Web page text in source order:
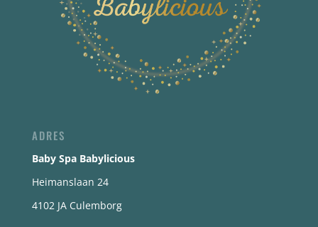
ADRES
Baby Spa Babylicious
Heimanslaan 24
4102 JA Culemborg